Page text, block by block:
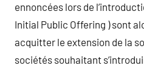
ennoncées lors de
Initial Public Offering ) sont
acquitter le extension de la
sociétés souhaitant